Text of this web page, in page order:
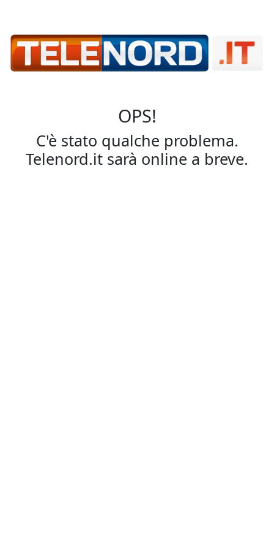
OPS!
C'è stato qualche problema.
Telenord.it sarà online a breve.